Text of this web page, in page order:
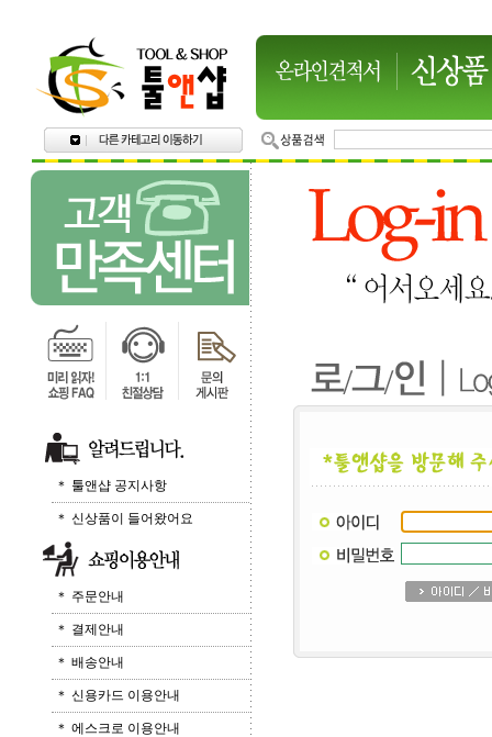
＊ 툴앤샵 공지사항
＊ 신상품이 들어왔어요
＊ 주문안내
＊ 결제안내
＊ 배송안내
＊ 신용카드 이용안내
＊ 에스크로 이용안내